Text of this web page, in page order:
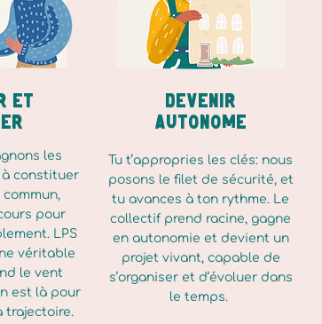
et
les
constituer
pour
LPS
véritable
le vent
est là pour
trajectoire.
Devenir
autonome
Tu t’appropries les clés: nous
posons le filet de sécurité, et
tu avances à ton rythme. Le
collectif prend racine, gagne
en autonomie et devient un
projet vivant, capable de
s’organiser et d’évoluer dans
le temps.